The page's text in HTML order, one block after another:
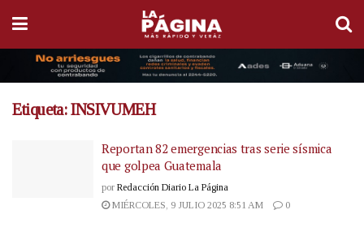
Etiqueta:INSIVUMEH
Reportan 82 emergencias tras serie sísmica
que golpea Guatemala
por Redacción Diario La Página
MIÉRCOLES, 9 JULIO 2025 8:51 AM
0